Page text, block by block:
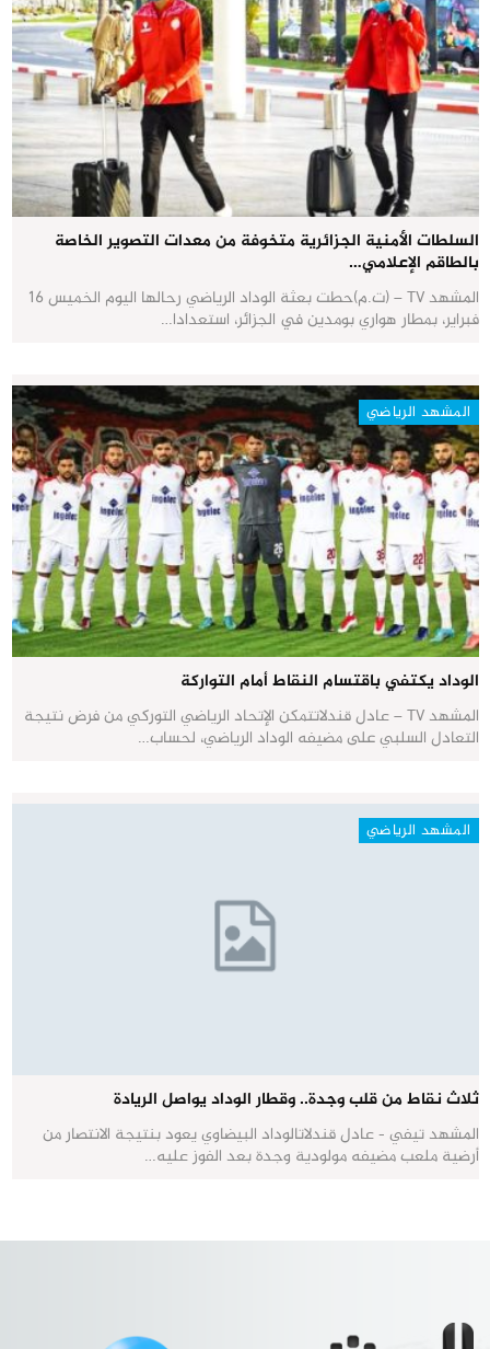
السلطات الأمنية الجزائرية متخوفة من معدات التصوير الخاصة
بالطاقم الإعلامي…
المشهد TV – (ت.م)حطت بعثة الوداد الرياضي رحالها اليوم الخميس 16
فبراير، بمطار هواري بومدين في الجزائر، استعدادا…
المشهد الرياضي
الوداد يكتفي باقتسام النقاط أمام التواركة
المشهد TV – عادل قندلاتتمكن الإتحاد الرياضي التوركي من فرض نتيجة
التعادل السلبي على مضيفه الوداد الرياضي، لحساب…
المشهد الرياضي
ثلاث نقاط من قلب وجدة.. وقطار الوداد يواصل الريادة
المشهد تيفي - عادل قندلاتالوداد البيضاوي يعود بنتيجة الانتصار من
أرضية ملعب مضيفه مولودية وجدة بعد الفوز عليه…